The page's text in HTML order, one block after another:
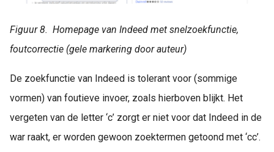
Figuur 8. Homepage van Indeed met snelzoekfunctie,
foutcorrectie (gele markering door auteur)
De zoekfunctie van Indeed is tolerant voor (sommige
vormen) van foutieve invoer, zoals hierboven blijkt. Het
vergeten van de letter ‘c’ zorgt er niet voor dat Indeed in de
war raakt, er worden gewoon zoektermen getoond met ‘cc’.